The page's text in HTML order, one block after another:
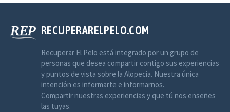
RECUPERARELPELO.COM
Recuperar El Pelo está integrado por un grupo de
personas que desea compartir contigo sus experiencias
y puntos de vista sobre la Alopecia. Nuestra única
intención es informarte e informarnos.
Compartir nuestras experiencias y que tú nos enseñes
las tuyas.